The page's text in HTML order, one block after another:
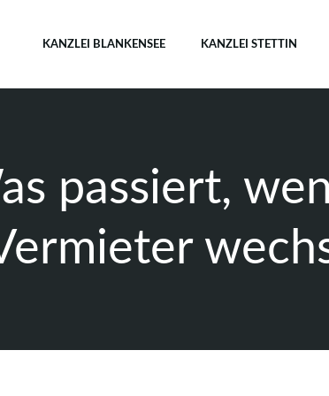
KANZLEI BLANKENSEE KANZLEI STETTIN
passiert,